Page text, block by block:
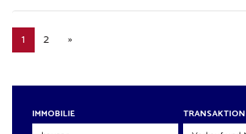
1 2 »
IMMOBILIE TRANSAKTION